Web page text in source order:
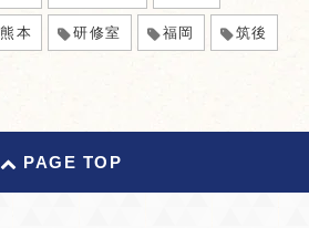
熊本 研修室 福岡 筑後
PAGE TOP